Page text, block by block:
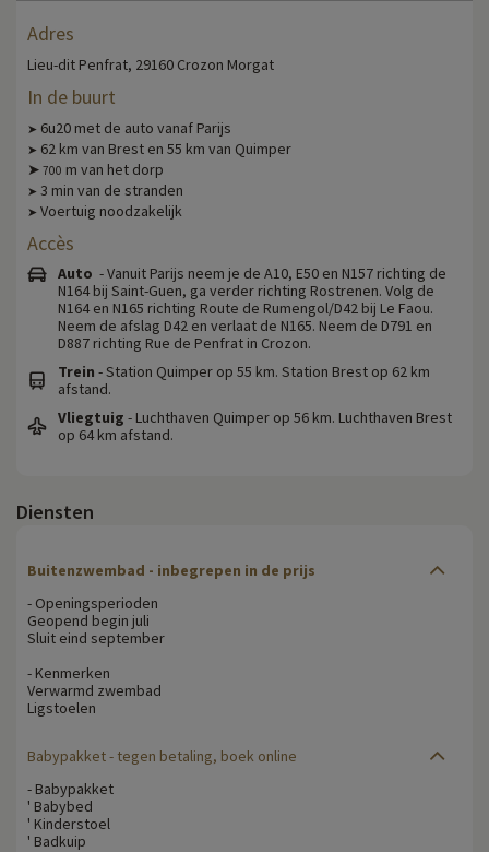
Adres
Lieu-dit Penfrat, 29160 Crozon Morgat
In de buurt
➤ 6u20 met de auto vanaf Parijs
➤ 62 km van Brest en 55 km van Quimper
➤ 700 m van het dorp
➤ 3 min van de stranden
➤ Voertuig noodzakelijk
Accès
Auto - Vanuit Parijs neem je de A10, E50 en N157 richting de
N164 bij Saint-Guen, ga verder richting Rostrenen. Volg de
N164 en N165 richting Route de Rumengol/D42 bij Le Faou.
Neem de afslag D42 en verlaat de N165. Neem de D791 en
D887 richting Rue de Penfrat in Crozon.
Trein - Station Quimper op 55 km. Station Brest op 62 km
afstand.
Vliegtuig - Luchthaven Quimper op 56 km. Luchthaven Brest
op 64 km afstand.
Diensten
Buitenzwembad - inbegrepen in de prijs
- Openingsperioden
Geopend begin juli
Sluit eind september
- Kenmerken
Verwarmd zwembad
Ligstoelen
Babypakket- tegen betaling, boek online
- Babypakket
' Babybed
' Kinderstoel
' Badkuip